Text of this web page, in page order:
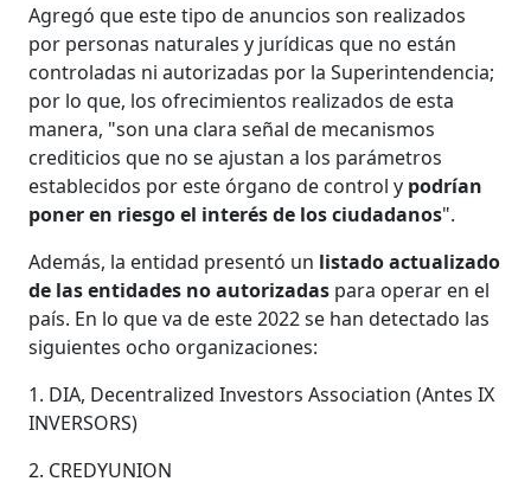
Agregó que este tipo de anuncios son realizados
por personas naturales y jurídicas que no están
controladas ni autorizadas por la Superintendencia;
por lo que, los ofrecimientos realizados de esta
manera, "son una clara señal de mecanismos
crediticios que no se ajustan a los parámetros
establecidos por este órgano de control y podrían
poner en riesgo el interés de los ciudadanos".
Además, la entidad presentó un listado actualizado
de las entidades no autorizadas para operar en el
país. En lo que va de este 2022 se han detectado las
siguientes ocho organizaciones:
1. DIA, Decentralized Investors Association (Antes IX
INVERSORS)
2. CREDYUNION